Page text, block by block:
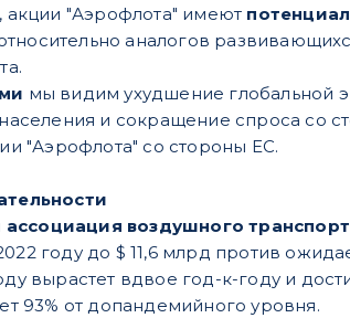
"Аэрофлота" имеют
аналогов
мы видим ухудшение глобальной
и сокращение спроса со
"Аэрофлота" со стороны ЕС.
воздушного
году до $ 11,6 млрд против
вырастет вдвое год-к-году и
93% от допандемийного уровня.